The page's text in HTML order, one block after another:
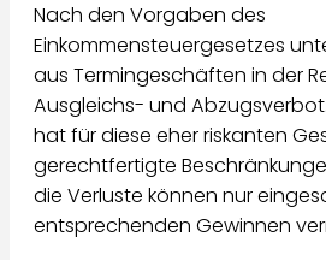
Nach den Vorgaben des
Einkommensteuergesetzes
aus Termingeschäften in der
Ausgleichs- und
hat für diese eher riskanten
gerechtfertigte
die Verluste können nur
entsprechenden Gewinnen